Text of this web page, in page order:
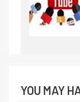
YOU MAY